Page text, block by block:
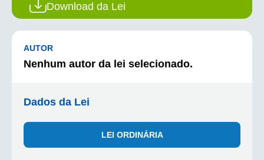
Download da Lei
AUTOR
Nenhum autor da lei selecionado.
Dados da Lei
LEI ORDINÁRIA